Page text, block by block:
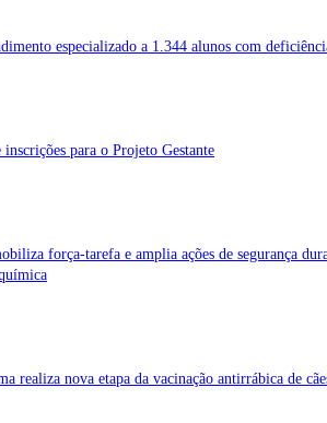
especializado a 1.344 alunos com
para o Projeto Gestante
força-tarefa e amplia ações de segurança
realiza nova etapa da vacinação antirrábica de